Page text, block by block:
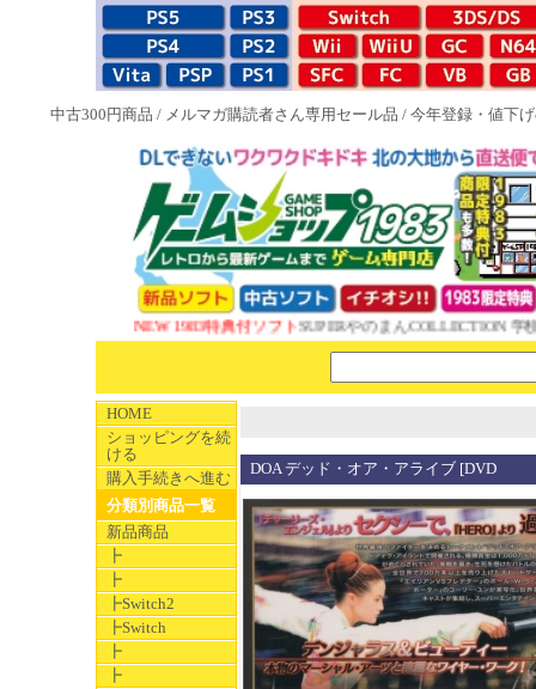
中古300円商品 / メルマガ購読者さん専用セール品 / 今年登録・値下
NEW 1983特典付ソフトSUPERやのまんCOLLECTION 学校で
HOME
ショッピングを続
ける
購入手続きへ進む
分類別商品一覧
新品商品
┣
┣
┣Switch2
┣Switch
┣
┣
DOA デッド・オア・アライブ [DVD